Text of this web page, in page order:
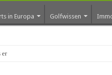
in Europa Golfwissen
Golf-Com